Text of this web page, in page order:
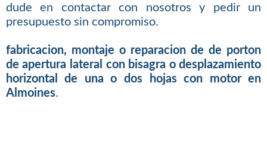
dude en contactar con nosotros y pedir un
presupuesto sin compromiso.
fabricacion, montaje o reparacion de de porton
de apertura lateral con bisagra o desplazamiento
horizontal de una o dos hojas con motor en
Almoines.